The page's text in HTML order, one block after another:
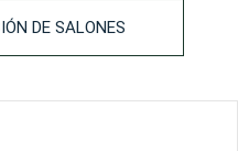
DE SALONES